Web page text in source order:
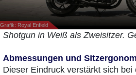
Grafik: Royal Enfield
Shotgun in Weiß als Zweisitzer.
Abmessungen und
Dieser Eindruck verstärkt sich bei